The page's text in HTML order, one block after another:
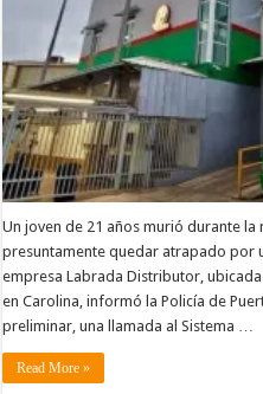
Un joven de 21 años murió durante
presuntamente quedar atrapado por
empresa Labrada Distributor,
en Carolina, informó la Policía de
preliminar, una llamada al Sistema …
Read More »